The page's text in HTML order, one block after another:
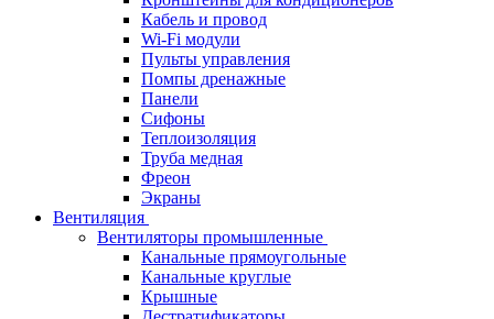
Кабель и провод
Wi-Fi модули
Пульты управления
Помпы дренажные
Панели
Сифоны
Теплоизоляция
Труба медная
Фреон
Экраны
Вентиляция
Вентиляторы промышленные
Канальные прямоугольные
Канальные круглые
Крышные